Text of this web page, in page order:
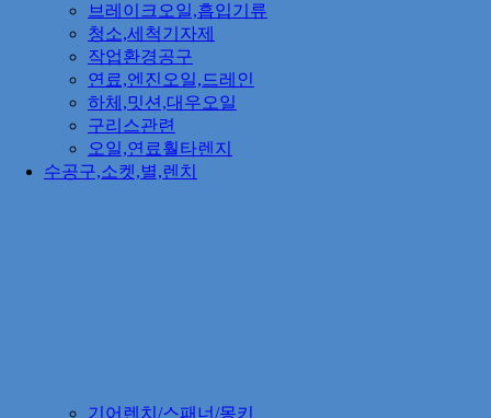
브레이크오일,흡입기류
청소,세척기자제
작업환경공구
연료,엔진오일,드레인
하체,밋션,대우오일
구리스관련
오일,연료훨타렌지
수공구,소켓,별,렌치
기어렌치/스패너/몽키